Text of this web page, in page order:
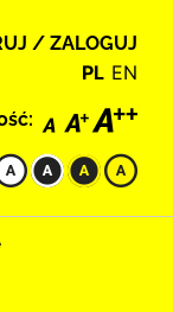
/ ZALOGUJ
PL EN